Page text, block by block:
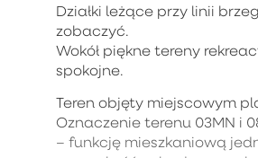
Działki leżące przy linii
zobaczyć.
Wokół piękne tereny
spokojne.
Teren objęty miejscowym
Oznaczenie terenu 03MN i
– funkcję mieszkaniową